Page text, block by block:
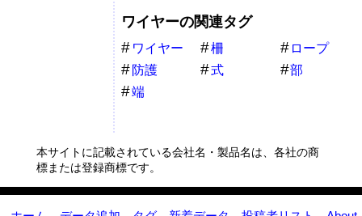
ワイヤーの関連タグ
ワイヤー 柵
ロープ
防護
式
部
端
本サイトに記載されている会社名・製品名は、各社の商
標または登録商標です。